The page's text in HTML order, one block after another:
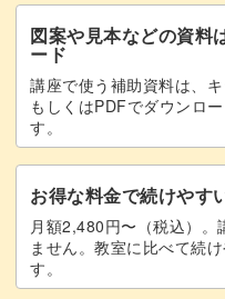
図案や見本などの資料
ード
講座で使う補助資料は、キ
もしくはPDFでダウンロ
す。
お得な料金で続けやす
月額2,480円〜（税込）。
ません。教室に比べて続
す。